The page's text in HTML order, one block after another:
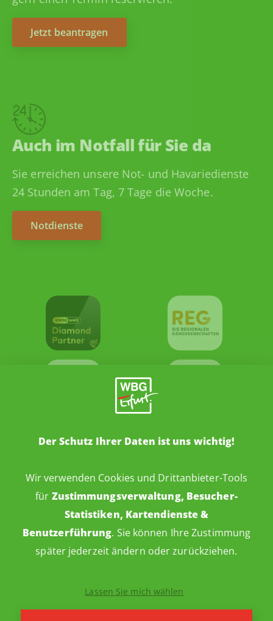
Jetzt beantragen
Auch im Notfall für Sie da
Sie erreichen unsere Not- und Havariedienste
24 Stunden am Tag, 7 Tage die Woche.
Notdienste
Impressum
Datenschutz
Cookie-Einstellungen
Der Schutz Ihrer Daten ist uns wichtig!
Wir verwenden Cookies und Drittanbieter-Tools
für Zustimmungsverwaltung, Besucher-
Statistiken, Kartendienste &
Benutzerführung. Sie können Ihre Zustimmung
später jederzeit ändern oder zurückziehen.
Lassen Sie mich wählen